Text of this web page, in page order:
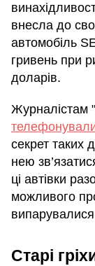
внесла до
автомобіль
гривень при
доларів.
Журналістам
секрет таких
нею
ці автівки
можливого
Старі